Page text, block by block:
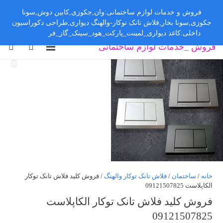
فروش _خدمات لوازم ساختمانی
خانه / ساختمان / فلاش تانک توکار والهنگ / فروش کلید فلاش تانک توکار
الکاپلاست 09121507825
فروش کلید فلاش تانک توکار الکاپلاست
09121507825
فروش و خدمات لوازم ساختمانی:وان,جکوزی,کابین دوش,سونا
جکوزی,سونا بخار,فلاش تانک توکار-والهنگ دیواری,طراحی دکوراسیون
داخلی:کاغذ دیواری_لمینت_پارکت_هود_سینک_گاز_فر